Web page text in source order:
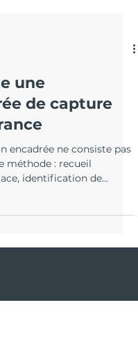
une
de capture
encadrée ne consiste pas
sécurisation des
l’intervention inclut,